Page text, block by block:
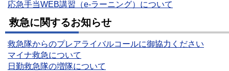
応急手当WEB講習（e-ラーニング）について
救急に関するお知らせ
救急隊からのプレアライバルコールに御協力ください
マイナ救急について
日勤救急隊の増隊について